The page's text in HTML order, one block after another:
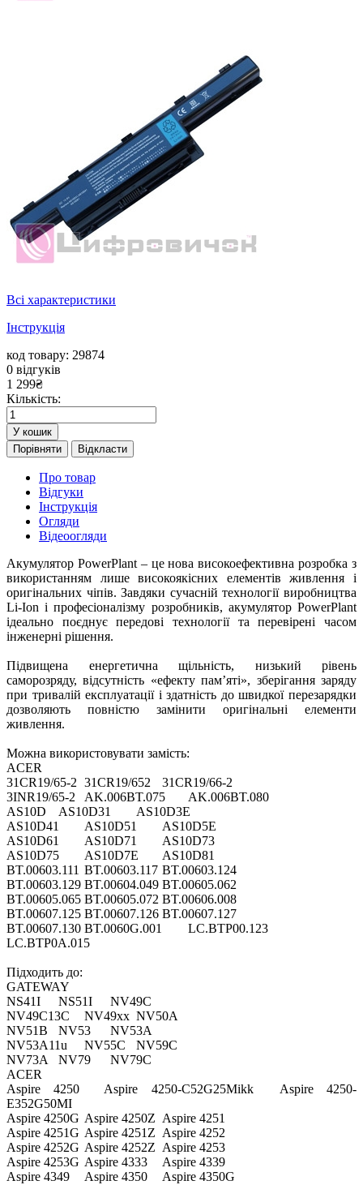
Всі характеристики
Інструкція
код товару: 29874
0 відгуків
1 299₴
Кількість:
У кошик
Порівняти
Відкласти
Про товар
Відгуки
Інструкція
Огляди
Відеоогляди
Акумулятор PowerPlant – це нова високоефективна розробка з
використанням лише високоякісних елементів живлення і
оригінальних чіпів. Завдяки сучасній технології виробництва
Li-Ion і професіоналізму розробників, акумулятор PowerPlant
ідеально поєднує передові технології та перевірені часом
інженерні рішення.
Підвищена енергетична щільність, низький рівень
саморозряду, відсутність «ефекту пам’яті», зберігання заряду
при тривалій експлуатації і здатність до швидкої перезарядки
дозволяють повністю замінити оригінальні елементи
живлення.
Можна використовувати замість:
ACER
31CR19/65-2 31CR19/652
31CR19/66-2
3INR19/65-2
AK.006BT.075
AK.006BT.080
AS10D
AS10D31
AS10D3E
AS10D41
AS10D51
AS10D5E
AS10D61
AS10D71
AS10D73
AS10D75
AS10D7E
AS10D81
BT.00603.111 BT.00603.117 BT.00603.124
BT.00603.129 BT.00604.049 BT.00605.062
BT.00605.065 BT.00605.072 BT.00606.008
BT.00607.125 BT.00607.126 BT.00607.127
BT.00607.130 BT.0060G.001
LC.BTP00.123
LC.BTP0A.015
Підходить до:
GATEWAY
NS41I
NS51I
NV49C
NV49C13C
NV49xx NV50A
NV51B
NV53
NV53A
NV53A11u
NV55C
NV59C
NV73A
NV79
NV79C
ACER
Aspire 4250
Aspire 4250-C52G25Mikk
Aspire 4250-
E352G50MI
Aspire 4250G Aspire 4250Z Aspire 4251
Aspire 4251G Aspire 4251Z Aspire 4252
Aspire 4252G Aspire 4252Z Aspire 4253
Aspire 4253G Aspire 4333
Aspire 4339
Aspire 4349
Aspire 4350
Aspire 4350G